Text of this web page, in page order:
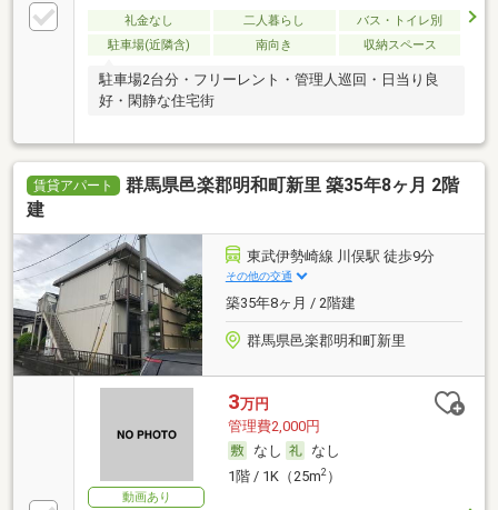
礼金なし 二人暮らし
バス・トイレ別
駐車場(近隣含)
南向き 収納スペース
駐車場2台分・フリーレント・管理人巡回・日当り良
好・閑静な住宅街
賃貸アパート
群馬県邑楽郡明和町新里 築35年8ヶ月 2階
建
東武伊勢崎線 川俣駅 徒歩9分
その他の交通
築35年8ヶ月 / 2階建
群馬県邑楽郡明和町新里
動画あり
3万円
管理費2,000円
なし
なし
1階 / 1K（25m2）